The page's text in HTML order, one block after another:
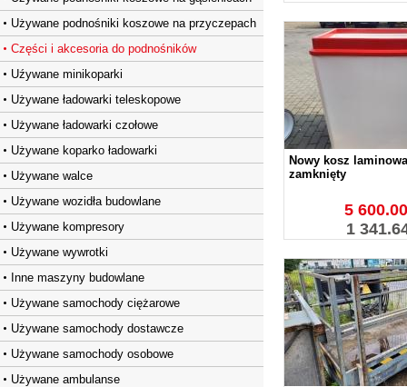
Używane podnośniki koszowe na przyczepach
Części i akcesoria do podnośników
Uźywane minikoparki
Używane ładowarki teleskopowe
Używane ładowarki czołowe
Używane koparko ładowarki
Używane walce
Używane wozidła budowlane
Używane kompresory
Używane wywrotki
Inne maszyny budowlane
Używane samochody ciężarowe
Używane samochody dostawcze
Używane samochody osobowe
Używane ambulanse
Nowy kosz
zamknięty
5
1